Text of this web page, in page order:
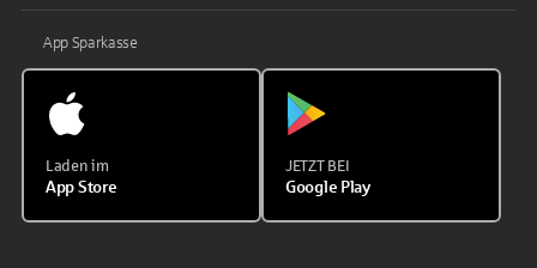
App Sparkasse
Laden im
App Store
JETZT BEI
Google Play